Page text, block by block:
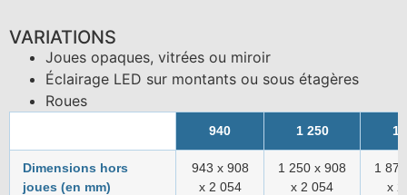
VARIATIONS
Joues opaques, vitrées ou miroir
Éclairage LED sur montants ou sous étagères
Roues
940 1 250 1
Dimensions hors
joues (en mm)
943 x 908
x 2 054
1 250 x 908
x 2 054
1
x 2